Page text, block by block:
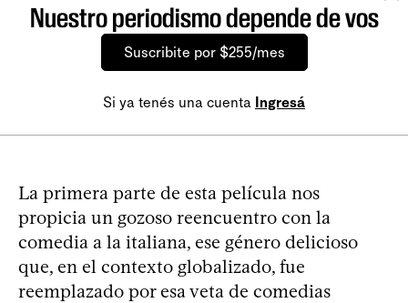
Nuestro periodismo depende de vos
Suscribite por $255/mes
Si ya tenés una cuenta Ingresá
La primera parte de esta película nos
propicia un gozoso reencuentro con la
comedia a la italiana, ese género delicioso
que, en el contexto globalizado, fue
reemplazado por esa veta de comedias